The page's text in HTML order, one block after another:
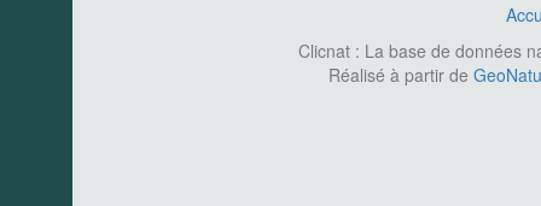
Clicnat : La base de données
Réalisé à partir de